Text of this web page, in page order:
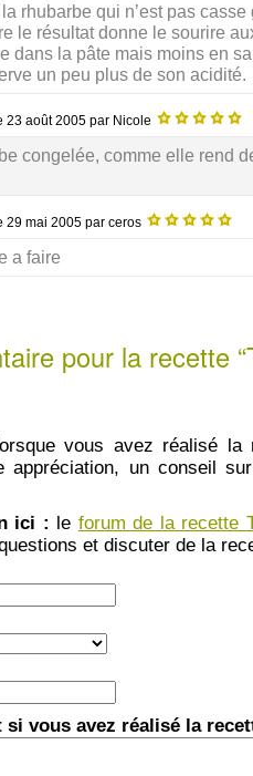
rhubarbe qui n’est pas
le résultat donne le sourire
dans la pâte mais moins en
un peu plus de son acidité.
23 août 2005 par Nicole
congelée, comme elle rend
29 mai 2005 par ceros
a faire
pour la recette
vous avez réalisé
appréciation, un conseil
ici :
le forum de la recette
et discuter de la
si vous avez réalisé la